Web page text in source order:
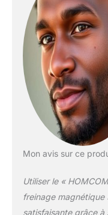
Mon avis sur ce
Utiliser le «
freinage magnétique
satisfaisante grâce à